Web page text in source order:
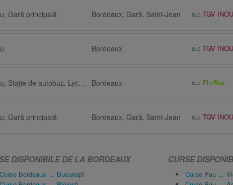
Gară principală Bordeaux, Gară, Saint-Jean cu: TGV
Bordeaux cu: TGV
Pau, Staţie de autobuz, Lycée St John Perse Bordeaux cu: FlixBus
Gară principală Bordeaux, Gară, Saint-Jean cu: TGV
DISPONIBILE DE LA BORDEAUX
Curse Bordeaux ↔ București
CURSE
Curse Pau ↔